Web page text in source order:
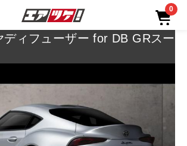
0
ディフューザー for DB GRスー